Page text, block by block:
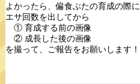
よかったら、偏食ぶたの育成の際に
エサ回数を出してから
① 育成する前の画像
② 成長した後の画像
を撮って、ご報告をお願いします！